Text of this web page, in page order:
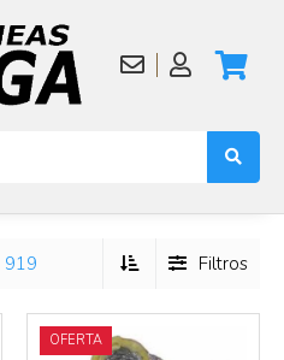
919 Filtros
OFERTA